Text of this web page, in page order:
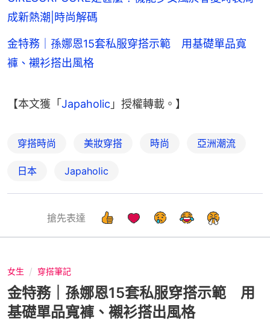
成新熱潮|時尚解碼
金特務｜孫娜恩15套私服穿搭示範 用基礎單品寬
褲、襯衫搭出風格
【本文獲「 Japaholic 」授權轉載。】
穿搭時尚 美妝穿搭 時尚 亞洲潮流
日本 Japaholic
搶先表達
女生 穿搭筆記
金特務｜孫娜恩15套私服穿搭示範 用
基礎單品寬褲、襯衫搭出風格